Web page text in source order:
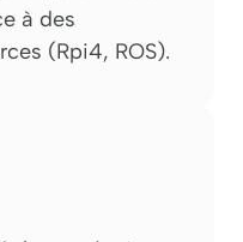
à des
(Rpi4, ROS).